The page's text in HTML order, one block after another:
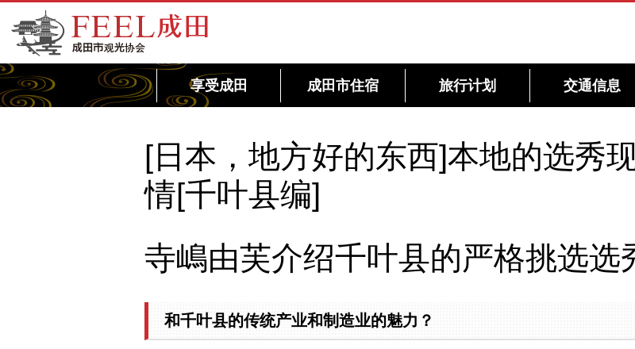
FEEL成田成田市观光协会官方网站
享受成田 成田市住宿 旅行计划 交通信息
[日本，地方好的东西]本地的选秀
情[千叶县编]
寺嶋由芙介绍千叶县的严格挑选选
和千叶县的传统产业和制造业的魅力？